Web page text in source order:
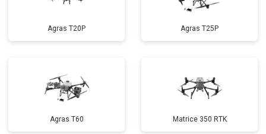
Agras T20P Agras T25P
Agras T60 Matrice 350 RTK